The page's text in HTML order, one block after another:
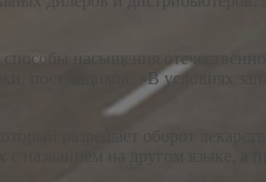
насыщения
поставщиков. «В условиях
разрешает оборот
названием на другом языке, а